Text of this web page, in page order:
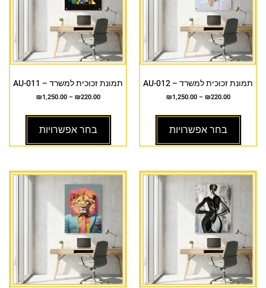
תמונת זכוכית למשרד – AU-012
₪220.00
–
₪1,250.00
בחר אפשרויות
תמונת זכוכית למשרד – AU-011
₪220.00
–
₪1,250.00
בחר אפשרויות